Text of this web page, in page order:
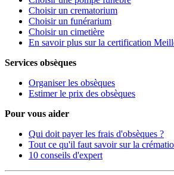
Choisir un crematorium
Choisir un funérarium
Choisir un cimetière
En savoir plus sur la certification
Services obsèques
Organiser les obsèques
Estimer le prix des obsèques
Pour vous aider
Qui doit payer les frais d'obsèques ?
Tout ce qu'il faut savoir sur la
10 conseils d'expert